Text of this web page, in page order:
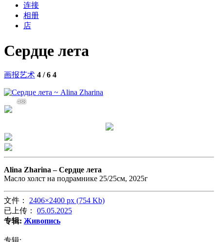
连接
相册
店
Сердце лета
画报艺术 4 / 6 4
438
Alina Zharina –Сердце лета
Масло холст на подрамнике 25/25см, 2025г
文件： 2406×2400 px (754 Kb)
已上传： 05.05.2025
专辑: Живопись